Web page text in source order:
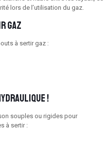
lors de l’utilisation du gaz.
gaz
à sertir gaz :
!
souples ou rigides pour
à sertir :